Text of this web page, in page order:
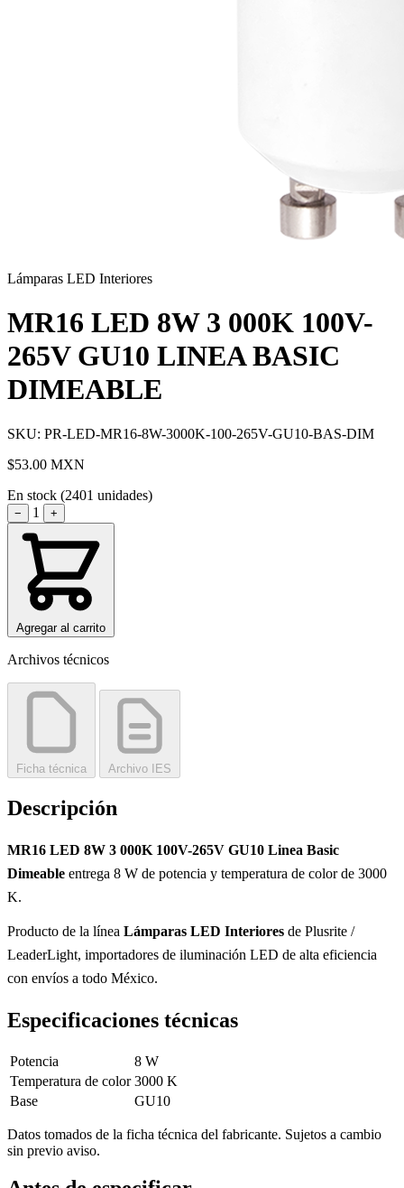
Lámparas LED Interiores
MR16 LED 8W 3 000K 100V-
265V GU10 LINEA BASIC
DIMEABLE
SKU: PR-LED-MR16-8W-3000K-100-265V-GU10-BAS-DIM
$53.00 MXN
En stock (2401 unidades)
− 1 +
Agregar al carrito
Archivos técnicos
Ficha técnica Archivo IES
Descripción
MR16 LED 8W 3 000K 100V-265V GU10 Linea Basic
Dimeable entrega 8 W de potencia y temperatura de color de 3000
K.
Producto de la línea Lámparas LED Interiores de Plusrite /
LeaderLight, importadores de iluminación LED de alta eficiencia
con envíos a todo México.
Especificaciones técnicas
Potencia
8 W
Temperatura de color 3000 K
Base
GU10
Datos tomados de la ficha técnica del fabricante. Sujetos a cambio
sin previo aviso.